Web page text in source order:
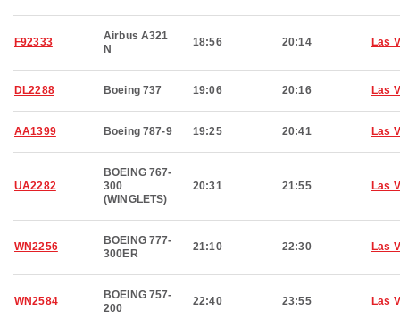
F92333
Airbus A321
N
18:56 20:14 Las
DL2288 Boeing 737 19:06 20:16 Las
AA1399 Boeing 787-9 19:25 20:41 Las
UA2282
BOEING 767-
300
(WINGLETS)
20:31 21:55 Las
WN2256
BOEING 777-
300ER
21:10 22:30 Las
WN2584
BOEING 757-
200
22:40 23:55 Las